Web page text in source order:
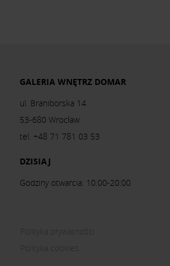
GALERIA WNĘTRZ DOMAR
ul. Braniborska 14
53-680 Wrocław
tel. +48 71 781 03 53
DZISIAJ
Godziny otwarcia: 10:00-20:00